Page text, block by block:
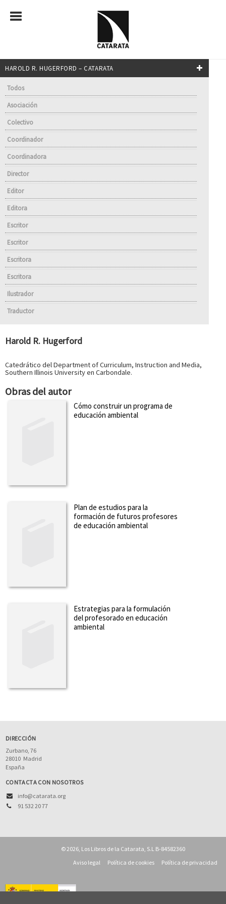
HAROLD R. HUGERFORD – CATARATA
Todos
Asociación
Colectivo
Coordinador
Coordinadora
Director
Editor
Editora
Escritor
Escritor
Escritora
Escritora
Ilustrador
Traductor
Harold R. Hugerford
Catedrático del Department of Curriculum, Instruction and Media,
Southern Illinois University en Carbondale.
Obras del autor
Cómo construir un programa de
educación ambiental
Plan de estudios para la
formación de futuros profesores
de educación ambiental
Estrategias para la formulación
del profesorado en educación
ambiental
DIRECCIÓN
Zurbano, 76
28010 Madrid
España
CONTACTA CON NOSOTROS
info@catarata.org
91 532 20 77
© 2026, Los Libros de la Catarata, S.L B-84582360
Aviso legal
Política de cookies Política de privacidad